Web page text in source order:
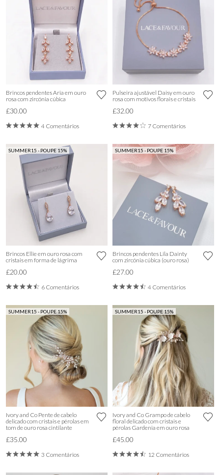
Brincos pendentes Aria em ouro
rosa com zircónia cúbica
£30.00
4 Comentários
Pulseira ajustável Daisy em ouro
rosa com motivos florais e cristais
£32.00
7 Comentários
SUMMER15 - POUPE 15%
Brincos Ellie em ouro rosa com
cristais em forma de lágrima
£20.00
6 Comentários
SUMMER15 - POUPE 15%
Brincos pendentes Lila Dainty
com zircónia cúbica (ouro rosa)
£27.00
4 Comentários
SUMMER15 - POUPE 15%
Ivory and Co Pente de cabelo
delicado com cristais e pérolas em
tom de ouro rosa cintilante
£35.00
3 Comentários
SUMMER15 - POUPE 15%
Ivory and Co Grampo de cabelo
floral delicado com cristais e
pérolas Gardenia em ouro rosa
£45.00
12 Comentários